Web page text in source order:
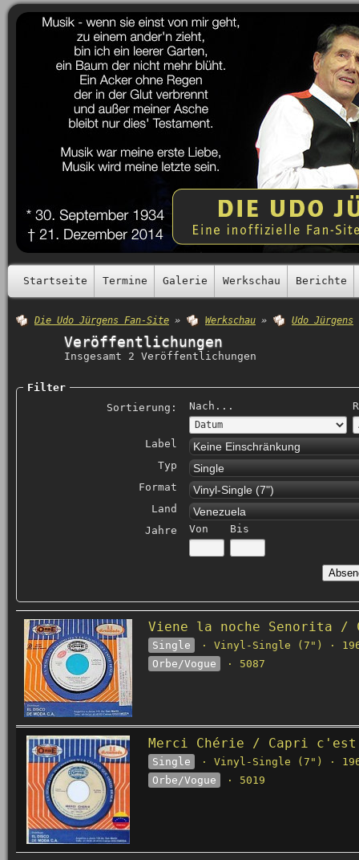
Startseite Termine Galerie Werkschau Berichte
Die Udo Jürgens Fan-Site » Werkschau » Udo Jürgens
Veröffentlichungen
Insgesamt 2 Veröffentlichungen
Filter
Sortierung:
Nach...
Label Keine Einschränkung
Typ Single
Format Vinyl-Single (7")
Land Venezuela
Jahre Von Bis
Viene la noche Senorita /
Single
· Vinyl-Single (7") ·
Orbe/Vogue
· 5087
Merci Chérie / Capri
Single
· Vinyl-Single (7") ·
Orbe/Vogue
· 5019